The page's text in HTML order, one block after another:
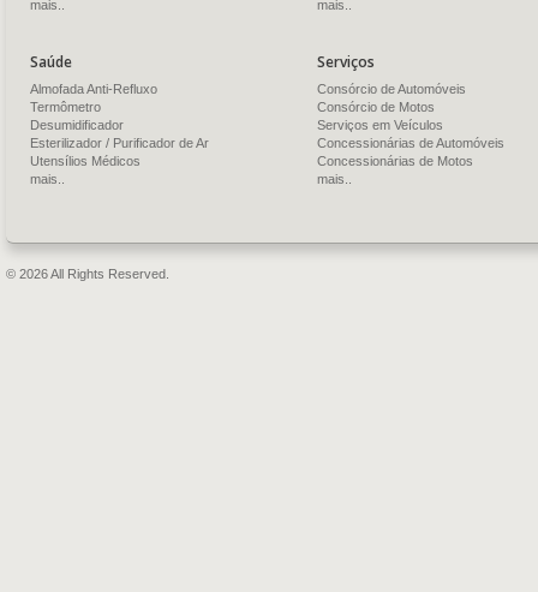
mais..
mais..
Saúde
Almofada Anti-Refluxo
Termômetro
Desumidificador
Esterilizador / Purificador de Ar
Utensílios Médicos
mais..
Serviços
Consórcio de Automóveis
Consórcio de Motos
Serviços em Veículos
Concessionárias de Automóveis
Concessionárias de Motos
mais..
© 2026 All Rights Reserved.